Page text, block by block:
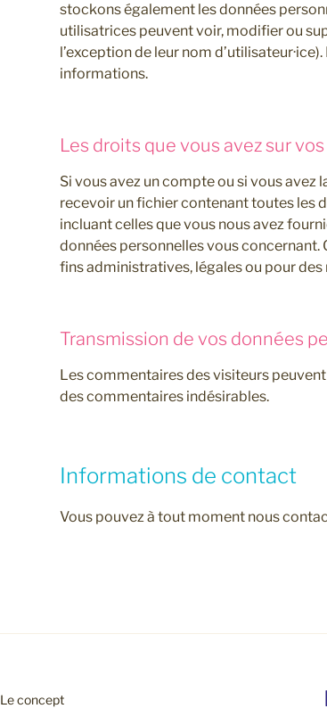
stockons également les données
utilisatrices peuvent voir, modifier ou
l’exception de leur nom
informations.
Les droits que vous avez sur
Si vous avez un compte ou si vous avez
recevoir un fichier contenant toutes les
incluant celles que vous nous avez
données personnelles vous concernant.
fins administratives, légales ou pour des
Transmission de vos données
Les commentaires des visiteurs
des commentaires indésirables.
Informations de contact
Vous pouvez à tout moment nous
Le concept